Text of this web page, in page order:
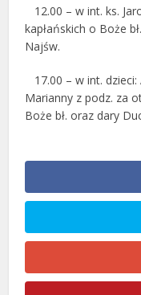
12.00 – w int. ks.
kapłańskich o Boże
Najśw.
17.00 – w int.
Marianny z podz. za
Boże bł.